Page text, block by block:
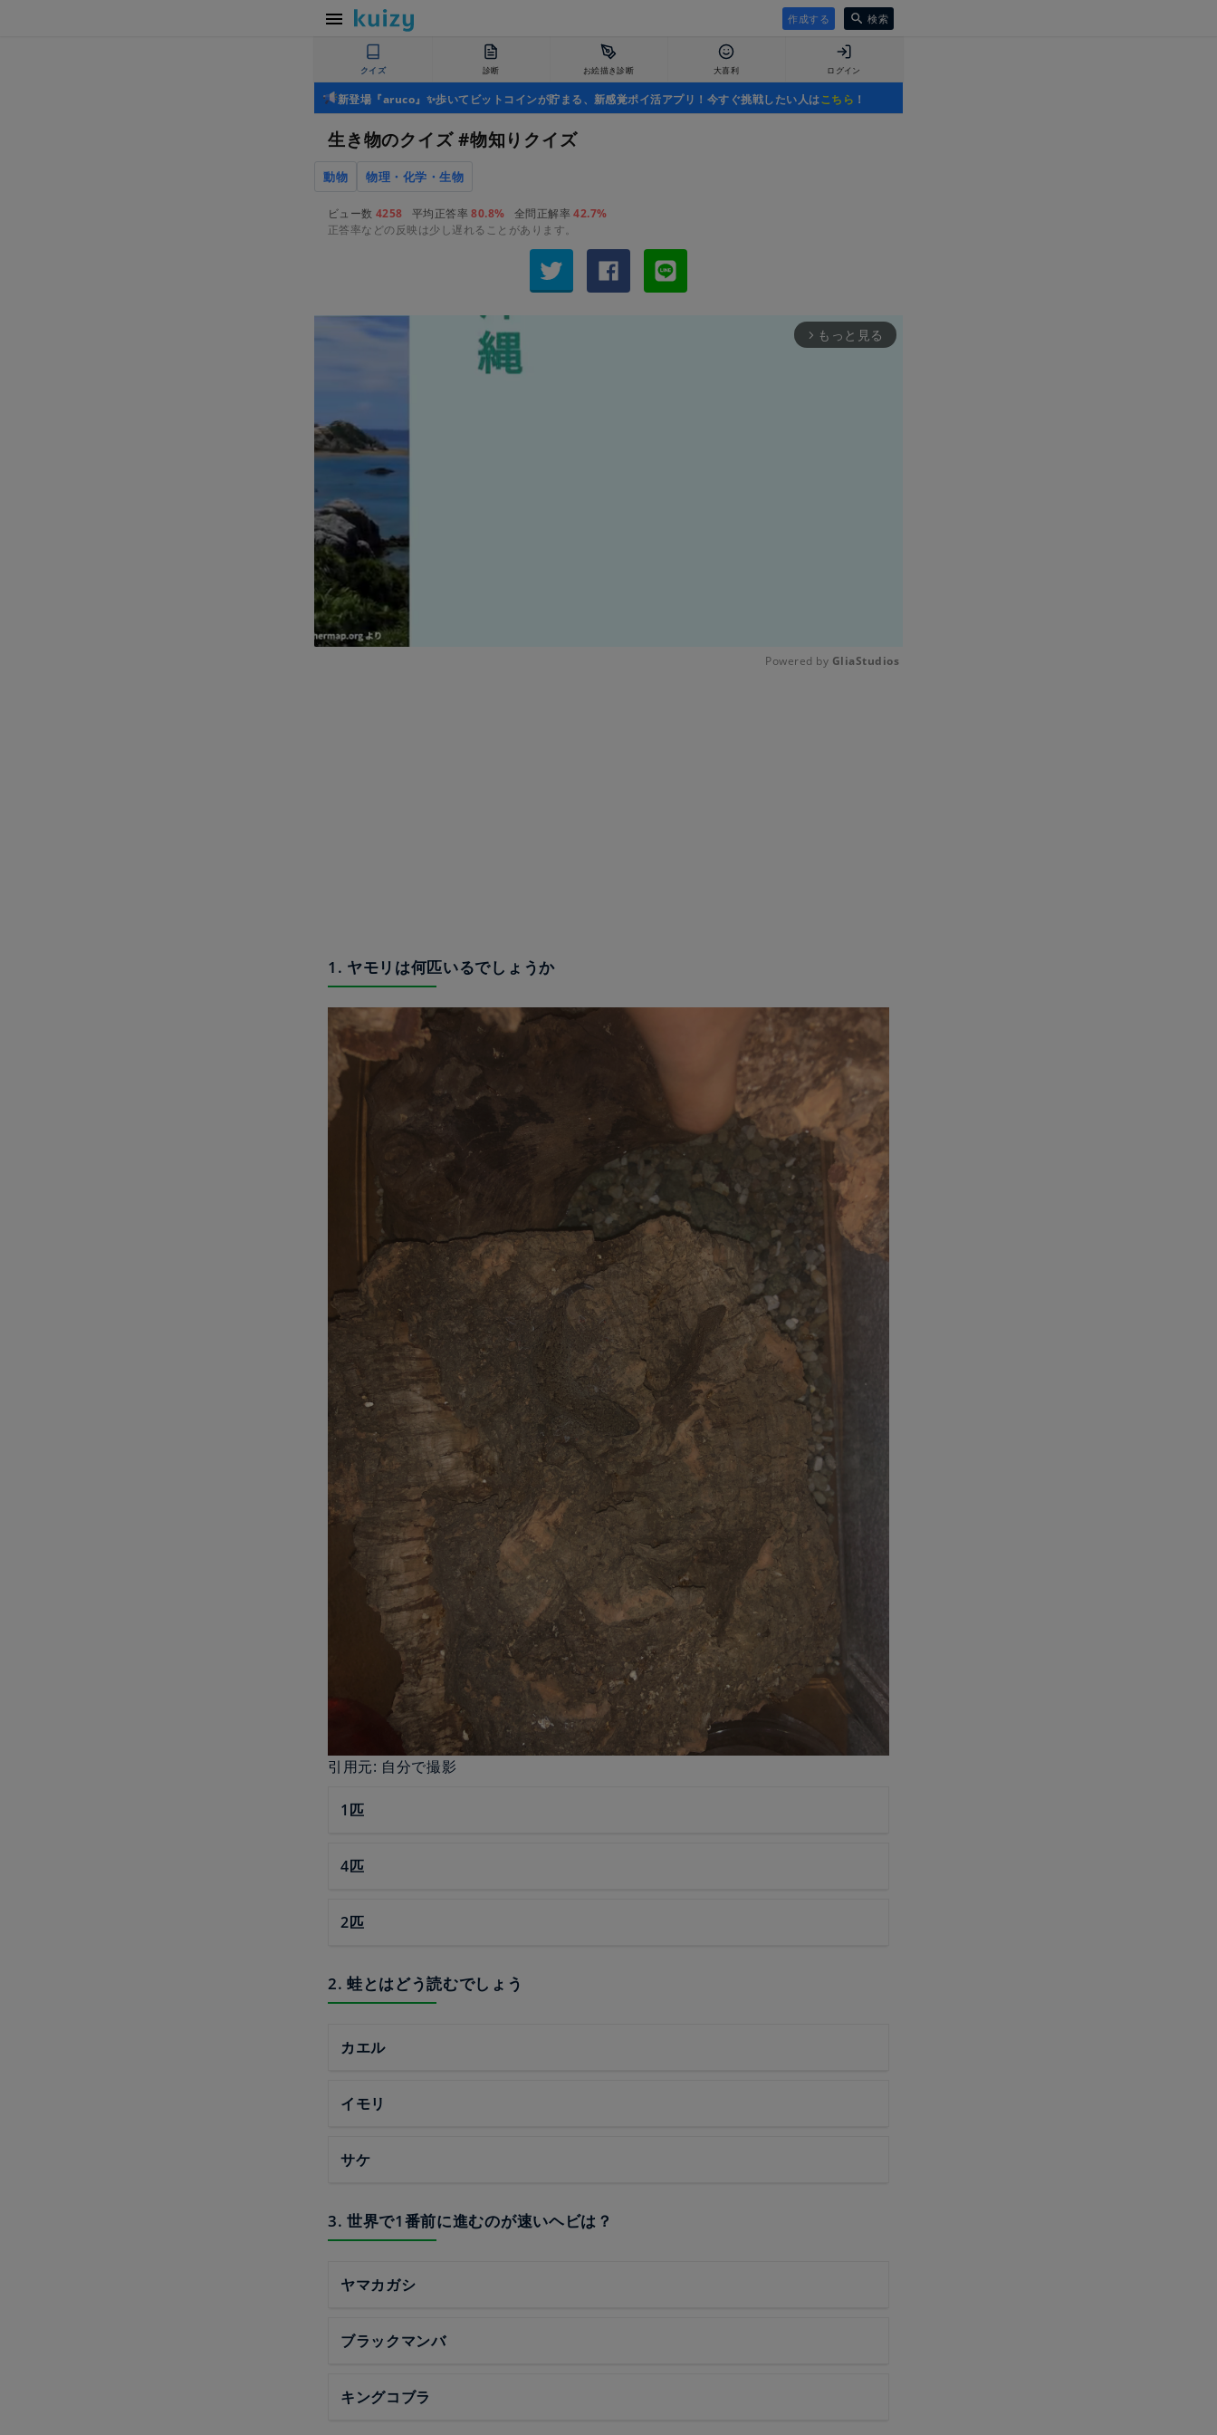
作成する 検索
クイズ 診断 お絵描き診断 大喜利 ログイン
新登場『aruco』✨歩いてビットコインが貯まる、新感覚ポイ活アプリ！今すぐ挑戦したい人はこちら ！
生き物のクイズ #物知りクイズ
動物 物理・化学・生物
ビュー数 4258 平均正答率80.8% 全問正解率42.7%
正答率などの反映は少し遅れることがあります。
arrow_forward_ios もっと見る
Powered by GliaStudios
1. ヤモリは何匹いるでしょうか
引用元: 自分で撮影
1匹
4匹
2匹
2. 蛙とはどう読むでしょう
カエル
イモリ
サケ
3. 世界で1番前に進むのが速いヘビは？
ヤマカガシ
ブラックマンバ
キングコブラ